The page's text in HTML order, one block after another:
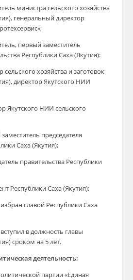
министра сельского хозяйства
генеральный директор
первый заместитель
Республики Саха (Якутия):
сельского хозяйства и заготовок
директор Якутского НИИ
Якутского НИИ сельского
председателя
Саха (Якутия);
правительства Республики
Республики Саха (Якутия);
главой Республики Саха
в должность главы
сроком на 5 лет.
деятельность:
партии «Единая